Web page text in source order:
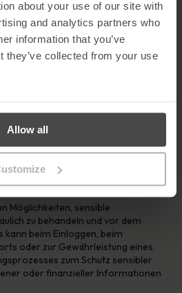
about your use of our site with
and analytics partners who
information that you’ve
they’ve collected from your use
Allow all
bietet eine zusätzliche
eines Hackerangriffs auf Ihre Konten
und einem Passwort erfordertdie
zwei oder mehr Arten von
Ihre Identität zu bestätigen. Dabei
Code, ein Token oder sogar um
einen Fingerabdruck
Möglichkeiten, sensible
zu behandeln und vor dem
kann beim Einloggen, beim
oder zur Gewährleistung eines
zum Schutz sensibler
oder finanzieller Informationen